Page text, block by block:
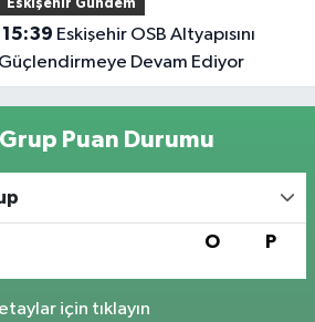
Eskişehir Gündem
15:39
Güçlendirmeye Devam Ediyor
Puan Durumu
O P
için tıklayın